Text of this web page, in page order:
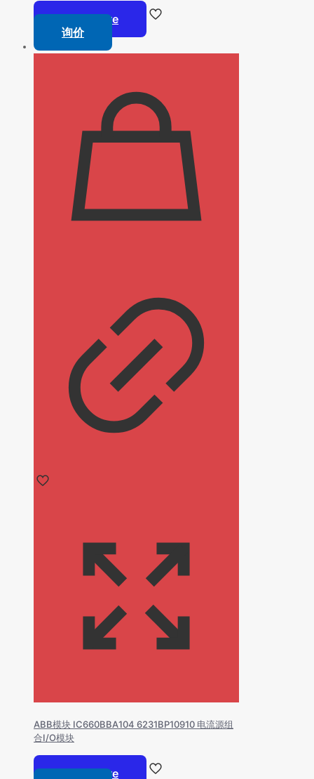
Read more
询价
ABB模块 IC660BBA104 6231BP10910 电流源组
合I/O模块
Read more